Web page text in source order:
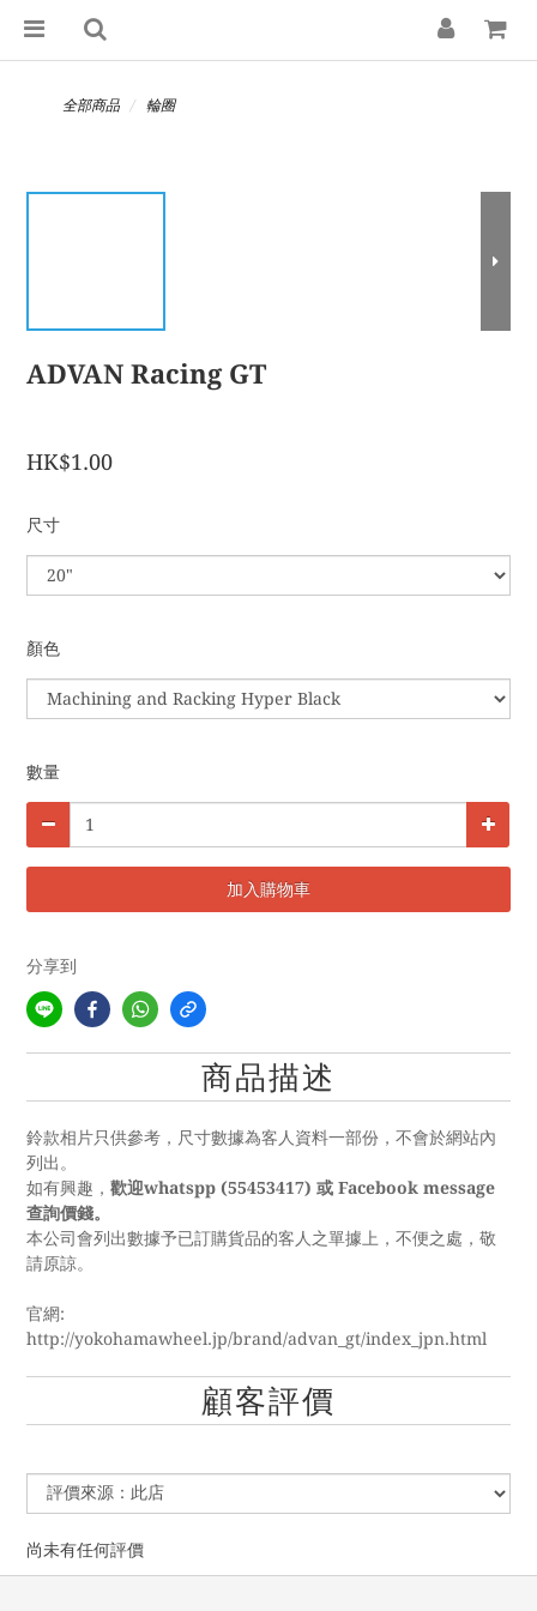
全部商品 輪圈
ADVAN Racing GT
HK$1.00
尺寸
顏色
數量
加入購物車
分享到
商品描述
鈴款相片只供參考，尺寸數據為客人資料一部份，不會於網站內
列出。
如有興趣， 歡迎whatspp (55453417) 或 Facebook message
查詢價錢。
本公司會列出數據予已訂購貨品的客人之單據上，不便之處，敬
請原諒。
官網:
http://yokohamawheel.jp/brand/advan_gt/index_jpn.html
顧客評價
尚未有任何評價